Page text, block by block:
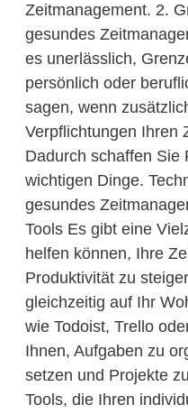
Zeitmanagement. 2.
gesundes
es unerlässlich,
persönlich oder
sagen, wenn
Verpflichtungen Ihren
Dadurch schaffen Sie
wichtigen Dinge.
gesundes
Tools Es gibt eine
helfen können, Ihre
Produktivität zu
gleichzeitig auf Ihr
wie Todoist, Trello
Ihnen, Aufgaben zu
setzen und Projekte
Tools, die Ihren